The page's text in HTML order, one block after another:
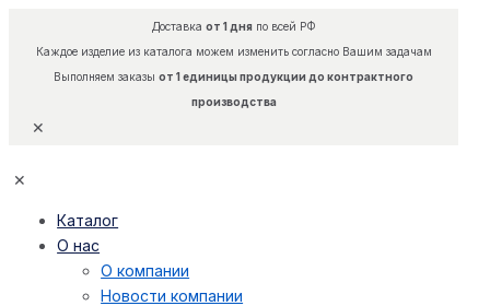
Доставка от 1 дняпо всей РФ
Каждое изделие из каталога можем изменить согласно Вашим задачам
Выполняем заказы от 1 единицы продукции до контрактного
производства
✕
✕
Каталог
О нас
О компании
Новости компании